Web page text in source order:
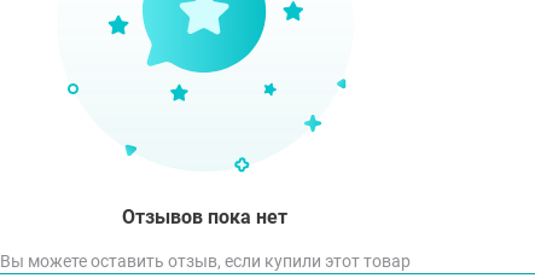
Отзывов пока нет
Вы можете оставить отзыв, если купили этот товар